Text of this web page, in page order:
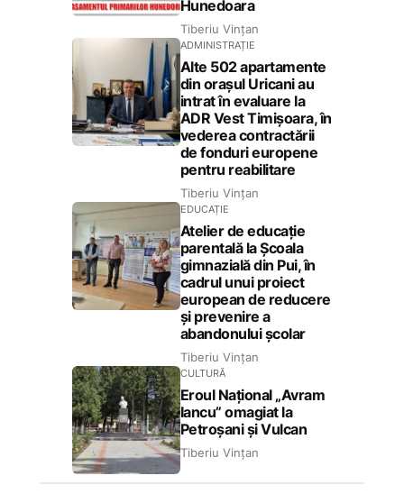
Hunedoara
Tiberiu Vințan
ADMINISTRAȚIE
Alte 502 apartamente
din orașul Uricani au
intrat în evaluare la
ADR Vest Timișoara, în
vederea contractării
de fonduri europene
pentru reabilitare
Tiberiu Vințan
EDUCAȚIE
Atelier de educație
parentală la Școala
gimnazială din Pui, în
cadrul unui proiect
european de reducere
și prevenire a
abandonului școlar
Tiberiu Vințan
CULTURĂ
Eroul Național „Avram
Iancu” omagiat la
Petroșani și Vulcan
Tiberiu Vințan